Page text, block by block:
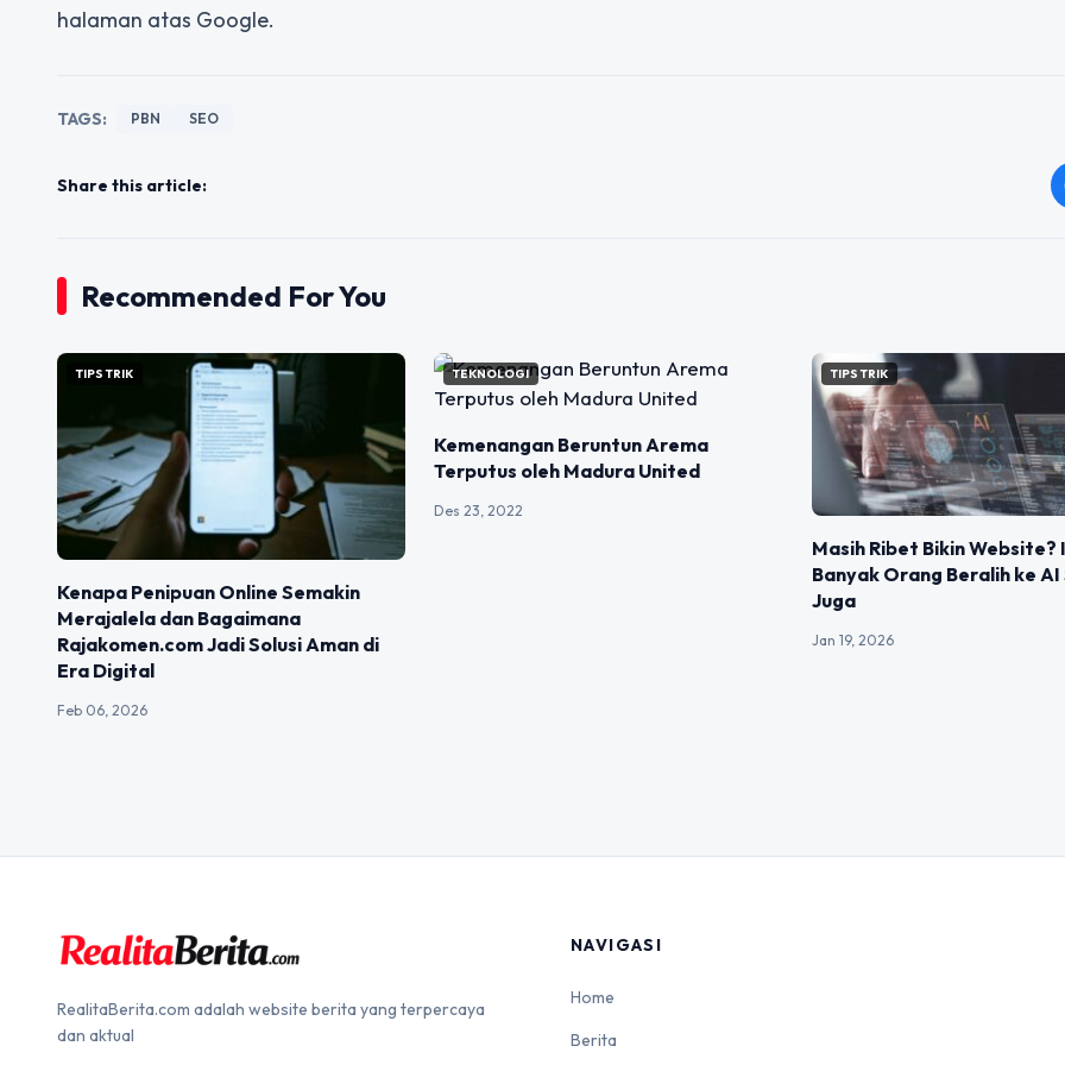
halaman atas Google.
TAGS: PBN SEO
Share this article:
Recommended For You
TIPS TRIK
Kenapa Penipuan Online Semakin
Merajalela dan Bagaimana
Rajakomen.com Jadi Solusi Aman di
Era Digital
Feb 06, 2026
TEKNOLOGI
Kemenangan Beruntun Arema
Terputus oleh Madura United
Des 23, 2022
TIPS TRIK
Masih Ribet Bikin Website?
Banyak Orang Beralih ke
Juga
Jan 19, 2026
RealitaBerita.com adalah website berita yang terpercaya
dan aktual
NAVIGASI
Home
Berita